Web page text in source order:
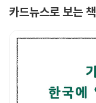
카드뉴스로 보는 책